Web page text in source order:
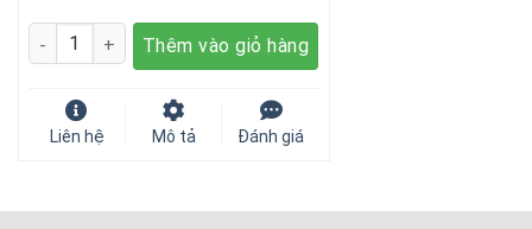
Số lượng Thêm vào giỏ hàng
Liên hệ Mô tả Đánh giá